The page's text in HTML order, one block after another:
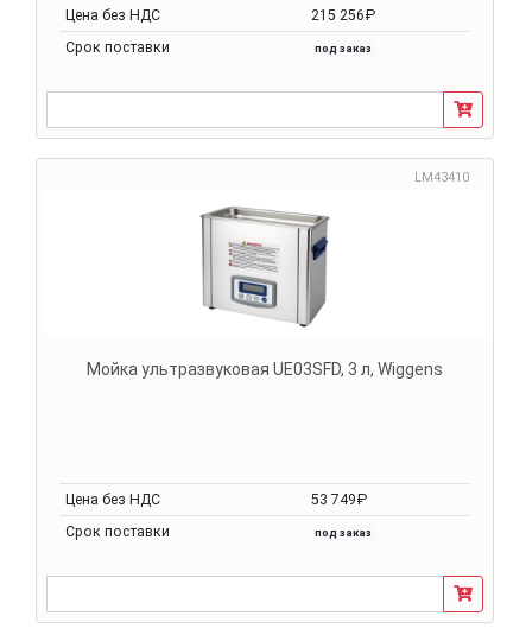
Цена без НДС
215 256₽
Срок поставки
под заказ
LM43410
Мойка ультразвуковая UE03SFD, 3 л, Wiggens
Цена без НДС
53 749₽
Срок поставки
под заказ